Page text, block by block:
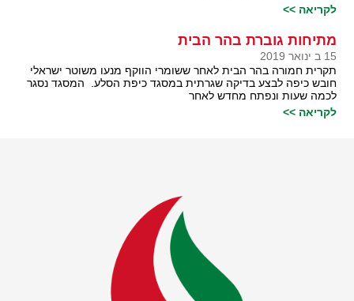
לקריאה >>
מתיחות גוברת בהר הבית
15 ב ינואר 2019
תקרית חמורה בהר הבית לאחר ששומרי הווקף מנעו משוטר ישראלי
חובש כיפה לבצע בדיקה שגרתית במסגד כיפת הסלע. המסגד נסגר
לכמה שעות ונפתח מחדש לאחר
לקריאה >>